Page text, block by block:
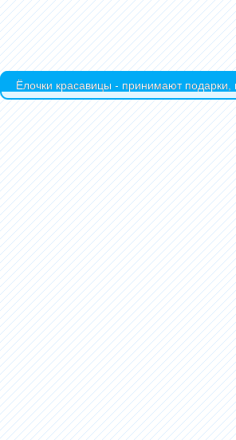
Ёлочки красавицы - принимают